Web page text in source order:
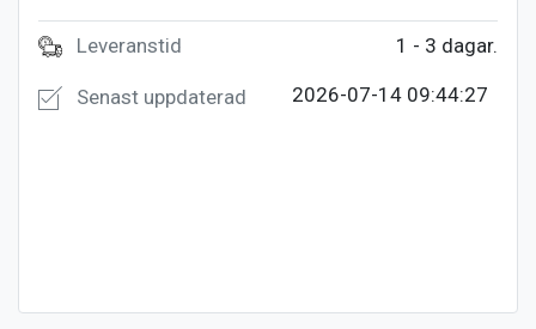
1 - 3 dagar.
Leveranstid
2026-07-14 09:44:27
Senast uppdaterad